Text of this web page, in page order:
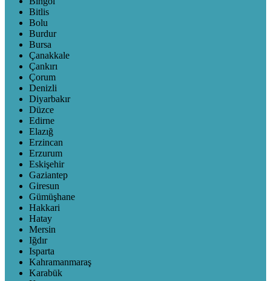
Bitlis
Bolu
Burdur
Bursa
Çanakkale
Çankırı
Çorum
Denizli
Diyarbakır
Düzce
Edirne
Elazığ
Erzincan
Erzurum
Eskişehir
Gaziantep
Giresun
Gümüşhane
Hakkari
Hatay
Mersin
Iğdır
Isparta
Kahramanmaraş
Karabük